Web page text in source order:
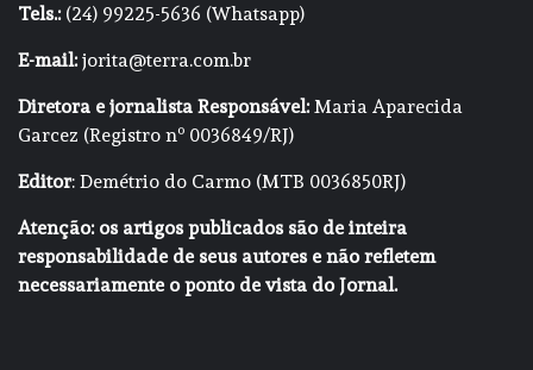
Tels.:(24) 99225-5636 (Whatsapp)
E-mail:jorita@terra.com.br
Diretora e jornalista Responsável:Maria Aparecida
Garcez (Registro nº 0036849/RJ)
Editor: Demétrio do Carmo (MTB 0036850RJ)
Atenção: os artigos publicados são de inteira
responsabilidade de seus autores e não refletem
necessariamente o ponto de vista do Jornal.